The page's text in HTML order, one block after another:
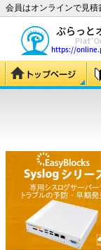
会員はオンラインで見積